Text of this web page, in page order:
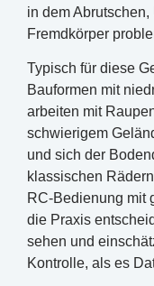
in dem
Fremdkörper
Typisch für diese
Bauformen mit
arbeiten mit
schwierigem
und sich der
klassischen
RC-Bedienung mit
die Praxis
sehen und
Kontrolle, als es